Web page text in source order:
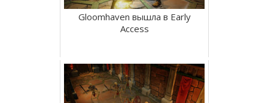
Gloomhaven вышла в Early
Access